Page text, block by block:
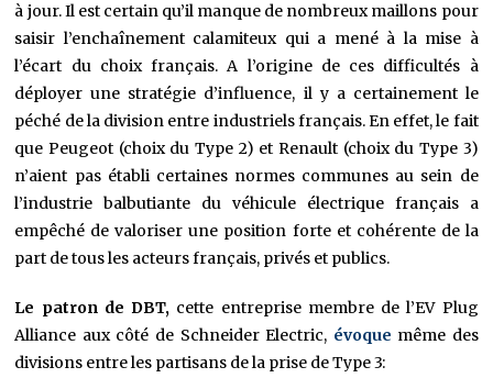
à jour. Il est certain qu’il manque de nombreux maillons pour
saisir l’enchaînement calamiteux qui a mené à la mise à
l’écart du choix français. A l’origine de ces difficultés à
déployer une stratégie d’influence, il y a certainement le
péché de la division entre industriels français. En effet, le fait
que Peugeot (choix du Type 2) et Renault (choix du Type 3)
n’aient pas établi certaines normes communes au sein de
l’industrie balbutiante du véhicule électrique français a
empêché de valoriser une position forte et cohérente de la
part de tous les acteurs français, privés et publics.
Le patron de DBT, cette entreprise membre de l’EV Plug
Alliance aux côté de Schneider Electric, évoque même des
divisions entre les partisans de la prise de Type 3: